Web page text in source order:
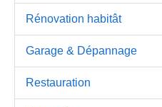
Rénovation habitât
Garage & Dépannage
Restauration